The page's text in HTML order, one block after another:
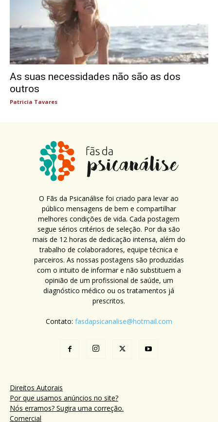
As suas necessidades não são as dos
outros
Patricia Tavares
O Fãs da Psicanálise foi criado para levar ao
público mensagens de bem e compartilhar
melhores condições de vida. Cada postagem
segue sérios critérios de seleção. Por dia são
mais de 12 horas de dedicação intensa, além do
trabalho de colaboradores, equipe técnica e
parceiros. As nossas postagens são produzidas
com o intuito de informar e não substituem a
opinião de um profissional de saúde, um
diagnóstico médico ou os tratamentos já
prescritos.
Contato: fasdapsicanalise@hotmail.com
Direitos Autorais
Por que usamos anúncios no site?
Nós erramos? Sugira uma correção.
Comercial